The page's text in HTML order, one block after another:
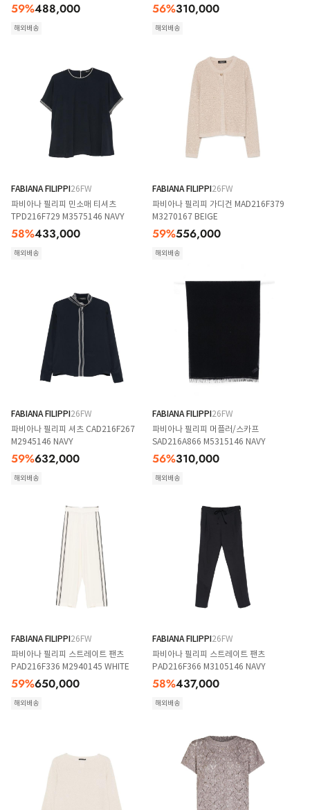
59%488,000
해외배송
56%310,000
해외배송
FABIANA FILIPPI26FW
파비아나 필리피 민소매 티셔츠
TPD216F729 M3575146 NAVY
58%433,000
해외배송
FABIANA FILIPPI26FW
파비아나 필리피 가디건 MAD216F379
M3270167 BEIGE
59%556,000
해외배송
FABIANA FILIPPI26FW
파비아나 필리피 셔츠 CAD216F267
M2945146 NAVY
59%632,000
해외배송
FABIANA FILIPPI26FW
파비아나 필리피 머플러/스카프
SAD216A866 M5315146 NAVY
56%310,000
해외배송
FABIANA FILIPPI26FW
파비아나 필리피 스트레이트 팬츠
PAD216F336 M2940145 WHITE
59%650,000
해외배송
FABIANA FILIPPI26FW
파비아나 필리피 스트레이트 팬츠
PAD216F366 M3105146 NAVY
58%437,000
해외배송